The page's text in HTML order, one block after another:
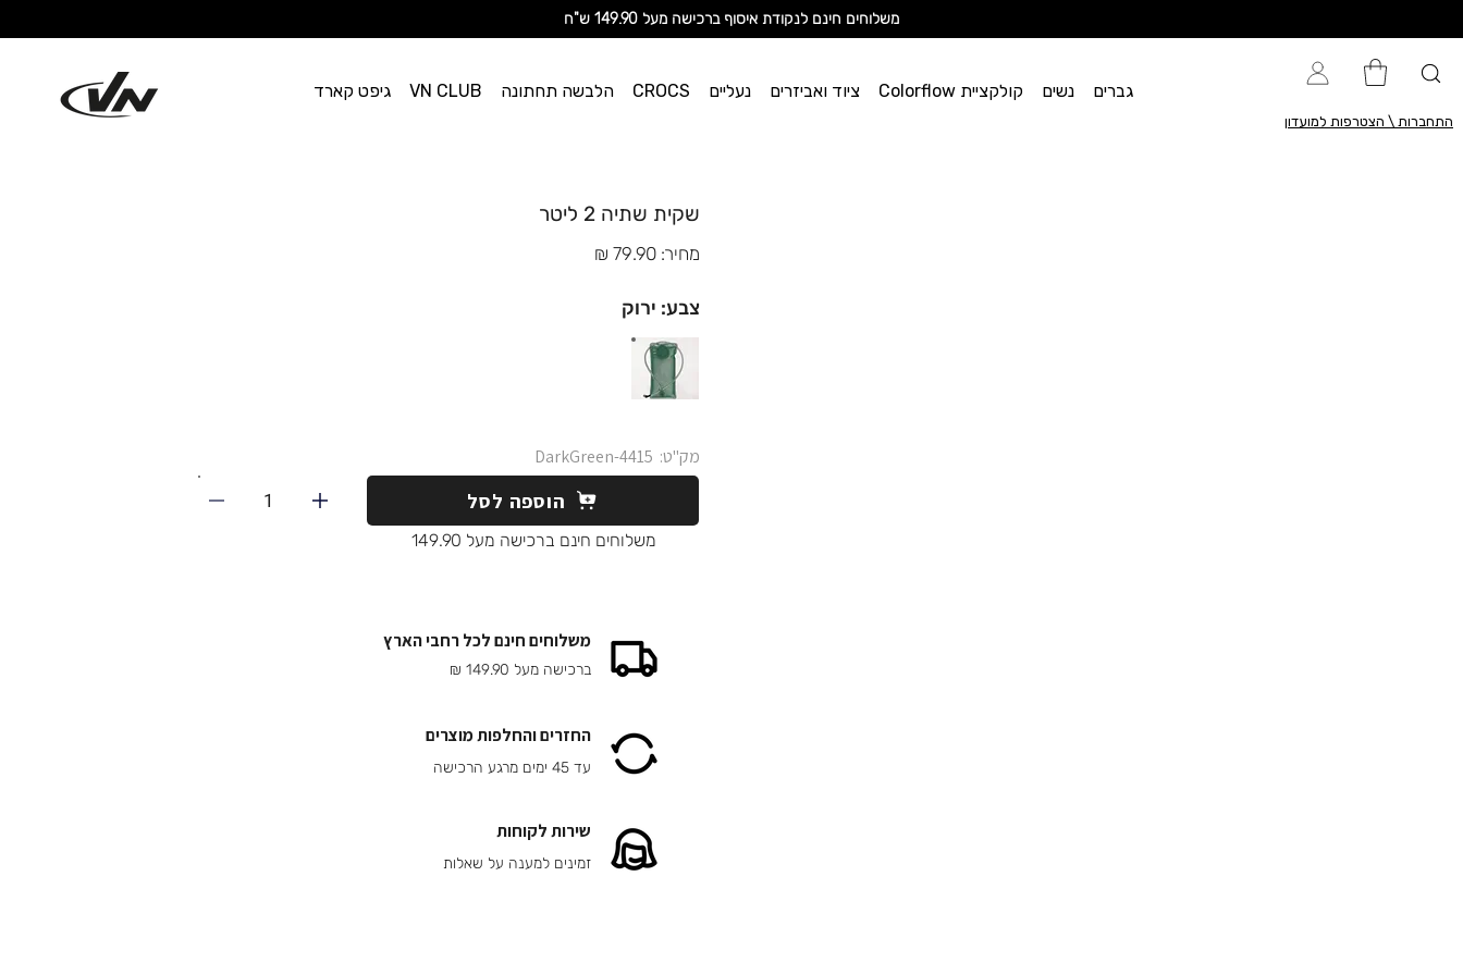
משלוחים חינם לנקודת איסוף ברכישה מעל 149.90 ש"ח
וי אן
גברים נשים קולקציית Colorflow ציוד ואביזרים נעליים CROCS הלבשה תחתונה VN CLUB גיפט קארד
התחברות \ הצטרפות למועדון
שקית שתיה 2 ליטר
מחיר: 79.90 ₪
צבע: ירוק
4415-DarkGreen מק"ט:
הוספה לסל 1
משלוחים חינם ברכישה מעל 149.90
משלוחים חינם לכל רחבי הארץ
ברכישה מעל 149.90 ₪
החזרים והחלפות מוצרים
עד 45 ימים מרגע הרכישה
שירות לקוחות
זמינים למענה על שאלות